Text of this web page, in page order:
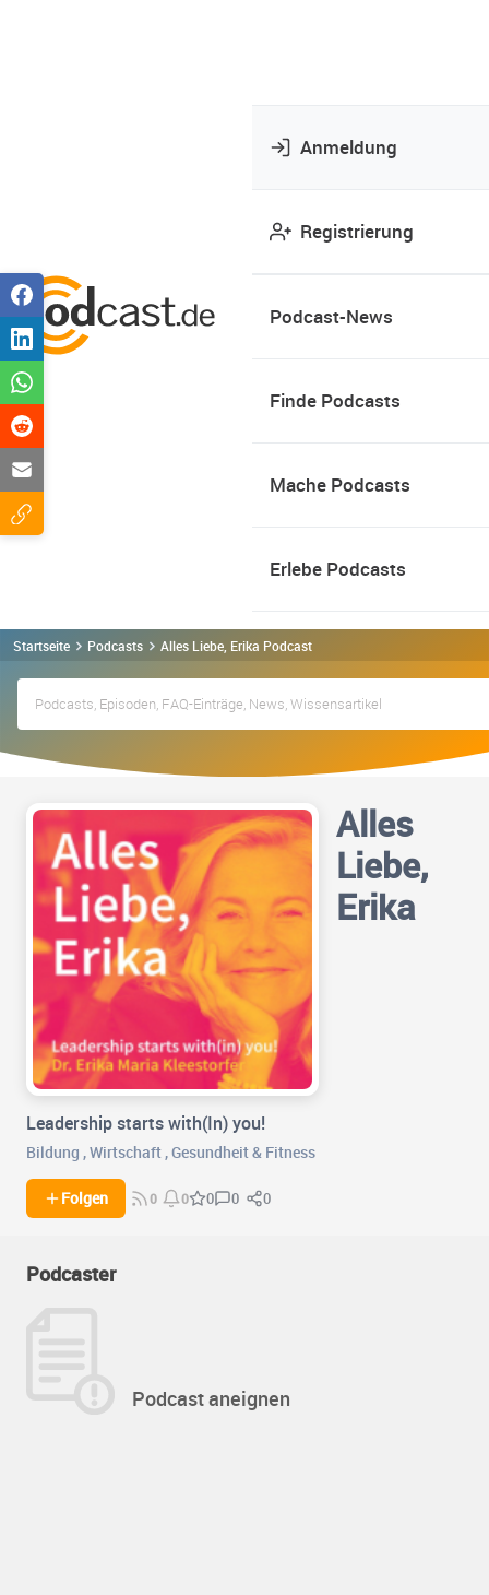
Anmeldung
Registrierung
Podcast-News
Finde Podcasts
Mache Podcasts
Erlebe Podcasts
Startseite Podcasts Alles Liebe, Erika Podcast
Alles
Liebe,
Erika
Leadership starts with(In) you!
Bildung ,Wirtschaft ,Gesundheit & Fitness
Folgen 0 0 0 0 0
Podcaster
Podcast aneignen